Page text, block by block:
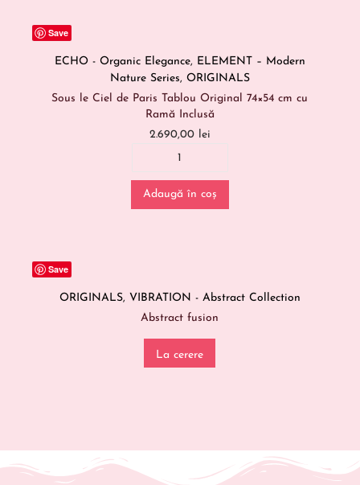
Save
ECHO - Organic Elegance, ELEMENT – Modern
Nature Series, ORIGINALS
Sous le Ciel de Paris Tablou Original 74×54 cm cu
Ramă Inclusă
2.690,00 lei
Adaugă în coș
Save
ORIGINALS, VIBRATION - Abstract Collection
Abstract fusion
La cerere